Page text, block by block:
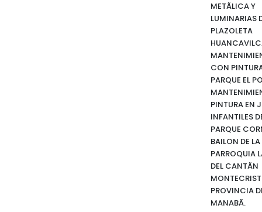
METÃLICA Y
LUMINARIAS
PLAZOLETA
CON
PARQUE EL
PINTURA EN
INFANTILES
PARQUE
BAILON DE LA
PARROQUIA
DEL CANTÃN
PROVINCIA
MANABÃ.